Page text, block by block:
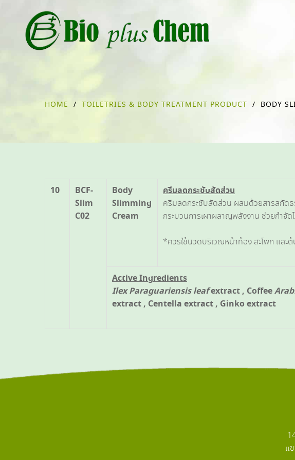
HOME / TOILETRIES & BODY TREATMENT PRODUCT / BODY
10
BCF-
Slim
C02
Body
Slimming
Cream
ครีมลดกระชับสัดส่วน
ครีมลดกระชับสัดส่วน ผสมด้วยสารสกัดธ
กระบวนการเผาผลาญพลังงาน ช่วยกำจัด
*ควรใช้นวดบริเวณหน้าท้อง สะโพก และ
Active Ingredients
Ilex Paraguariensis leafextract , Coffee
extract , Centella extract , Ginko extract
แ